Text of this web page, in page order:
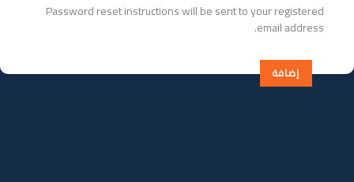
Password reset instructions will be sent to your registered
email address.